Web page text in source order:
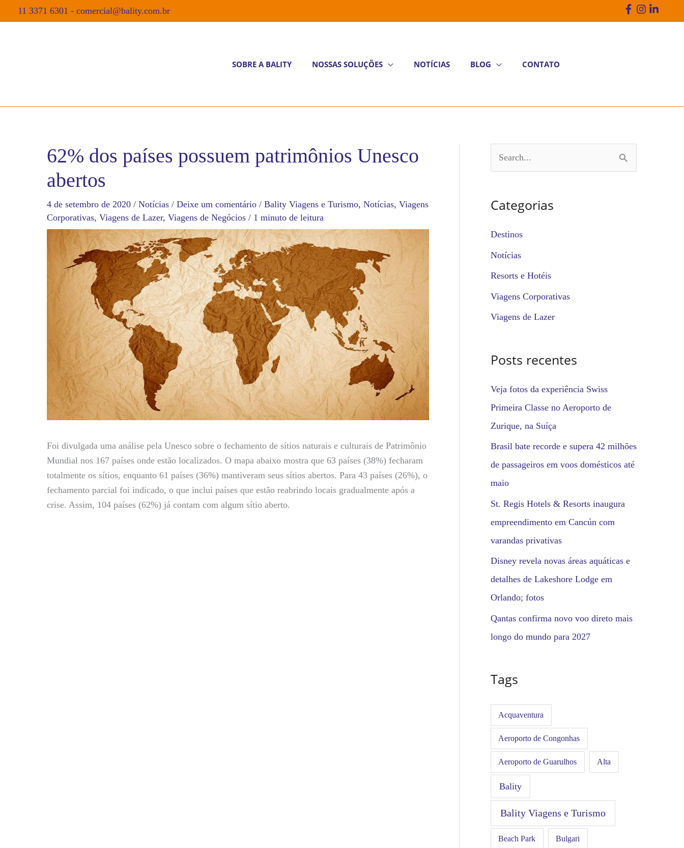
11 3371 6301 - comercial@bality.com.br
SOBRE A BALITY NOSSAS SOLUÇÕES NOTÍCIAS BLOG CONTATO
62% dos países possuem patrimônios Unesco
abertos
4 de setembro de 2020 / Notícias / Deixe um comentário / Bality Viagens e Turismo, Notícias, Viagens
Corporativas, Viagens de Lazer, Viagens de Negócios / 1 minuto de leitura
Foi divulgada uma análise pela Unesco sobre o fechamento de sítios naturais e culturais de Patrimônio
Mundial nos 167 países onde estão localizados. O mapa abaixo mostra que 63 países (38%) fecharam
totalmente os sítios, enquanto 61 países (36%) mantiveram seus sítios abertos. Para 43 países (26%), o
fechamento parcial foi indicado, o que inclui países que estão reabrindo locais gradualmente após a
crise. Assim, 104 países (62%) já contam com algum sítio aberto.
u
i
s
r
Categorias
Destinos
Notícias
Resorts e Hotéis
Viagens Corporativas
Viagens de Lazer
Posts recentes
Veja fotos da experiência Swiss
Primeira Classe no Aeroporto de
Zurique, na Suíça
Brasil bate recorde e supera 42 milhões
de passageiros em voos domésticos até
maio
St. Regis Hotels & Resorts inaugura
empreendimento em Cancún com
varandas privativas
Disney revela novas áreas aquáticas e
detalhes de Lakeshore Lodge em
Orlando; fotos
Qantas confirma novo voo direto mais
longo do mundo para 2027
Tags
Acquaventura
Aeroporto de Congonhas
Aeroporto de Guarulhos Alta
Bality
Bality Viagens e Turismo
Beach Park Bulgari